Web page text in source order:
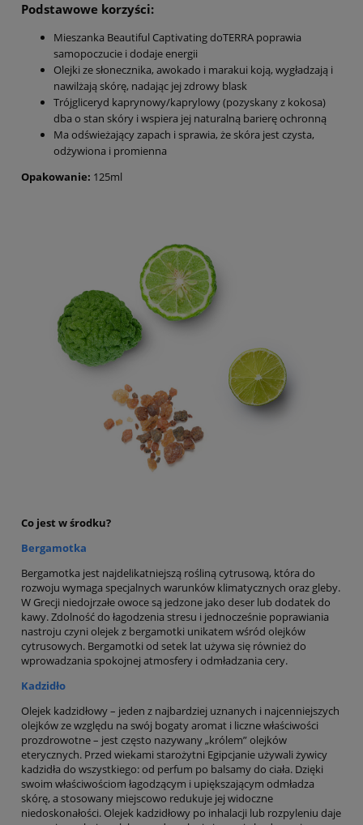
Podstawowe korzyści:
Mieszanka Beautiful Captivating doTERRA poprawia
samopoczucie i dodaje energii
Olejki ze słonecznika, awokado i marakui koją, wygładzają i
nawilżają skórę, nadając jej zdrowy blask
Trójgliceryd kaprynowy/kaprylowy (pozyskany z kokosa)
dba o stan skóry i wspiera jej naturalną barierę ochronną
Ma odświeżający zapach i sprawia, że skóra jest czysta,
odżywiona i promienna
Opakowanie: 125ml
Co jest w środku?
Bergamotka
Bergamotka jest najdelikatniejszą rośliną cytrusową, która do
rozwoju wymaga specjalnych warunków klimatycznych oraz gleby.
W Grecji niedojrzałe owoce są jedzone jako deser lub dodatek do
kawy. Zdolność do łagodzenia stresu i jednocześnie poprawiania
nastroju czyni olejek z bergamotki unikatem wśród olejków
cytrusowych. Bergamotki od setek lat używa się również do
wprowadzania spokojnej atmosfery i odmładzania cery.
Kadzidło
Olejek kadzidłowy – jeden z najbardziej uznanych i najcenniejszych
olejków ze względu na swój bogaty aromat i liczne właściwości
prozdrowotne – jest często nazywany „królem” olejków
eterycznych. Przed wiekami starożytni Egipcjanie używali żywicy
kadzidła do wszystkiego: od perfum po balsamy do ciała. Dzięki
swoim właściwościom łagodzącym i upiększającym odmładza
skórę, a stosowany miejscowo redukuje jej widoczne
niedoskonałości. Olejek kadzidłowy po inhalacji lub rozpyleniu daje